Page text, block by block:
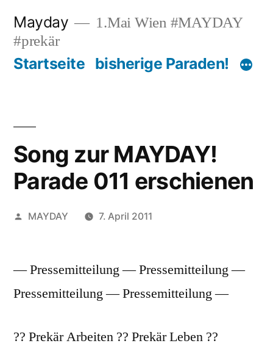
Inhalt
springen
Mayday
1.Mai Wien #MAYDAY
#prekär
Startseite bisherige Paraden!
Song zur MAYDAY!
Parade 011 erschienen
Veröffentlicht
MAYDAY 7. April 2011
— Pressemitteilung — Pressemitteilung —
Pressemitteilung — Pressemitteilung —
?? Prekär Arbeiten ?? Prekär Leben ??